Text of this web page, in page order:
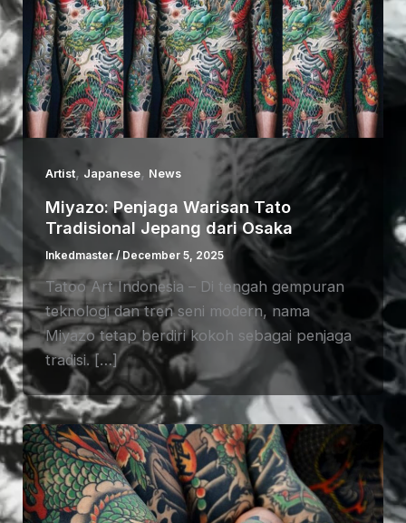
Artist, Japanese, News
Miyazo: Penjaga Warisan Tato
Tradisional Jepang dari Osaka
Inkedmaster/December 5, 2025
Tatoo Art Indonesia – Di tengah gempuran
teknologi dan tren seni modern, nama
Miyazo tetap berdiri kokoh sebagai penjaga
tradisi. […]